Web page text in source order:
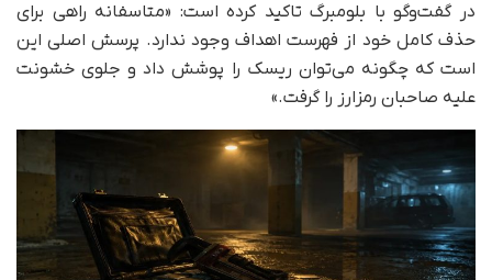
در گفت‌وگو با بلومبرگ تاکید کرده است: «متاسفانه راهی برای
حذف کامل خود از فهرست اهداف وجود ندارد. پرسش اصلی این
است که چگونه می‌توان ریسک را پوشش داد و جلوی خشونت
علیه صاحبان رمزارز را گرفت.»